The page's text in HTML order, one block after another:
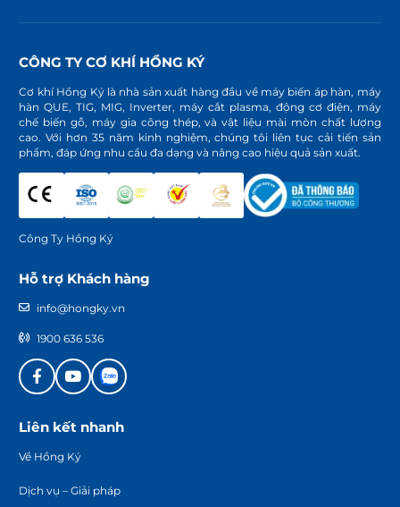
CÔNG TY CƠ KHÍ HỒNG KÝ
Cơ khí Hồng Ký là nhà sản xuất hàng đầu về máy biến áp hàn, máy
hàn QUE, TIG, MIG, Inverter, máy cắt plasma, động cơ điện, máy
chế biến gỗ, máy gia công thép, và vật liệu mài mòn chất lượng
cao. Với hơn 35 năm kinh nghiệm, chúng tôi liên tục cải tiến sản
phẩm, đáp ứng nhu cầu đa dạng và nâng cao hiệu quả sản xuất.
Công Ty Hồng Ký
Hỗ trợ Khách hàng
info@hongky.vn
1900 636 536
Liên kết nhanh
Về Hồng Ký
Dịch vụ – Giải pháp